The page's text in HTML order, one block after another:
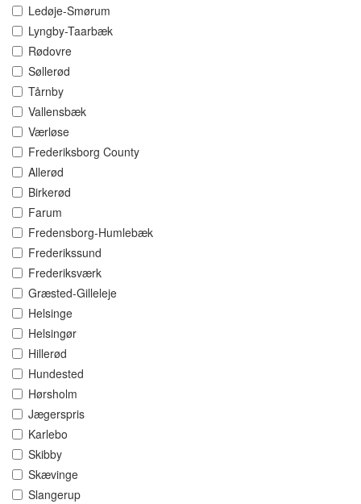
Ledøje-Smørum
Lyngby-Taarbæk
Rødovre
Søllerød
Tårnby
Vallensbæk
Værløse
Frederiksborg County
Allerød
Birkerød
Farum
Fredensborg-Humlebæk
Frederikssund
Frederiksværk
Græsted-Gilleleje
Helsinge
Helsingør
Hillerød
Hundested
Hørsholm
Jægerspris
Karlebo
Skibby
Skævinge
Slangerup